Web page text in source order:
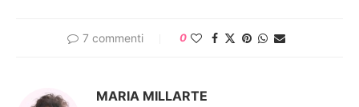
7 commenti 0
MARIA MILLARTE